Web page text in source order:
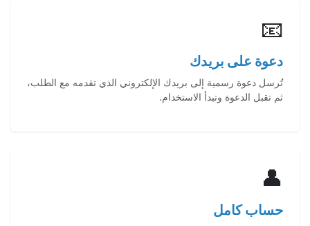
📧
دعوة على بريدك
تُرسل دعوة رسمية إلى بريدك الإلكتروني الذي تقدمه مع الطلب،
ثم تقبل الدعوة وتبدأ الاستخدام.
👤
حساب كامل